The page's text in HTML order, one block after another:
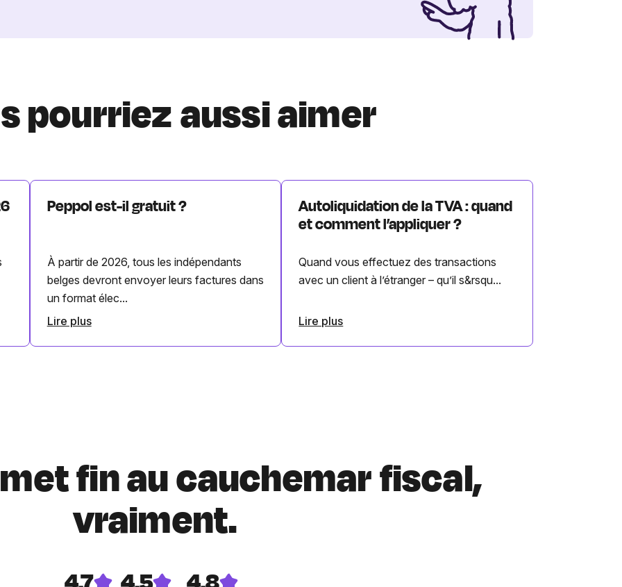
pourriez aussi aimer
Peppol est-il gratuit ?
À partir de 2026, tous les indépendants
belges devront envoyer leurs factures dans
un format élec...
Lire plus
Autoliquidation de la TVA : quand
et comment l’appliquer ?
Quand vous effectuez des transactions
avec un client à l’étranger – qu’il s&rsqu...
Lire plus
met fin au cauchemar fiscal,
vraiment.